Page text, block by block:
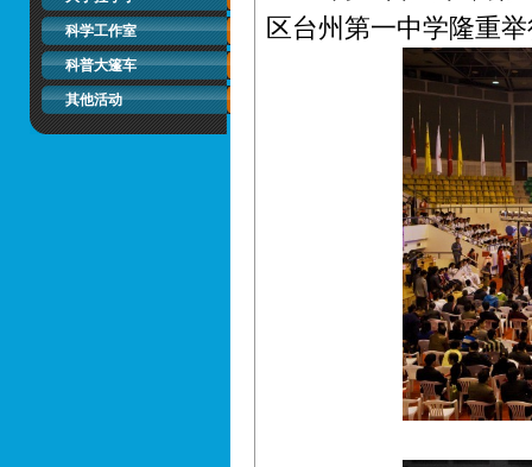
科学工作室
科普大篷车
其他活动
区台州第一中学隆重